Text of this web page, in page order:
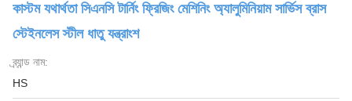
কাস্টম যথার্থতা সিএনসি টার্নিং ফ্রিজিং মেশিনিং অ্যালুমিনিয়াম সার্ভিস ব্রাস
স্টেইনলেস স্টীল ধাতু যন্ত্রাংশ
ব্র্যান্ড নাম:
HS